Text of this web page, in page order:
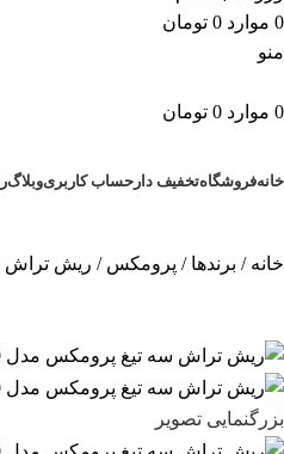
0 موارد 0 تومان
منو
0 موارد 0 تومان
خانهفروشگاهتخفیف دار حساب کاربریوبلاگ
خانه برندها پرومکس ریش تراش
بزرگنمایی تصویر